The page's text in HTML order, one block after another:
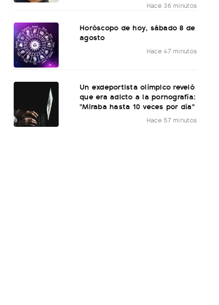
Hace 36 minutos
Horóscopo de hoy, sábado 8 de
agosto
Hace 47 minutos
Un exdeportista olímpico reveló
que era adicto a la pornografía:
"Miraba hasta 10 veces por día"
Hace 57 minutos